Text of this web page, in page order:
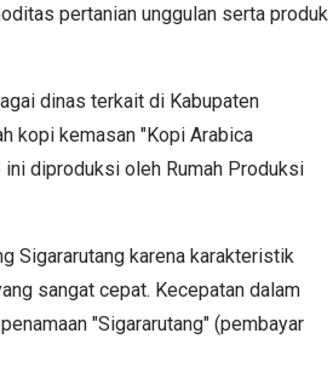
pertanian unggulan serta produk
dinas terkait di Kabupaten
kopi kemasan "Kopi Arabica
diproduksi oleh Rumah Produksi
Sigararutang karena karakteristik
sangat cepat. Kecepatan dalam
"Sigararutang" (pembayar